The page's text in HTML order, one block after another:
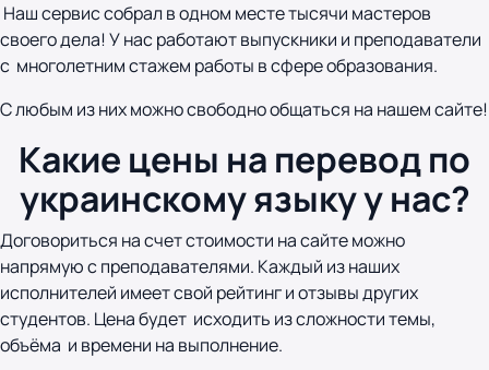
Наш сервис собрал в одном месте тысячи мастеров
своего дела! У нас работают выпускники и преподаватели
с многолетним стажем работы в сфере образования.
С любым из них можно свободно общаться на нашем сайте!
Какие цены на перевод по
украинскому языку у нас?
Договориться на счет стоимости на сайте можно
напрямую с преподавателями. Каждый из наших
исполнителей имеет свой рейтинг и отзывы других
студентов. Цена будет исходить из сложности темы,
объёма и времени на выполнение.